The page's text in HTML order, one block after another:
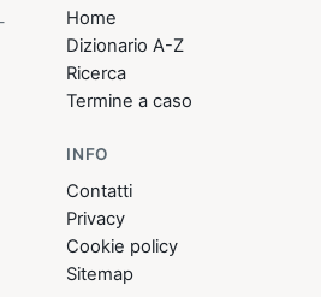
Home
Dizionario A-Z
Ricerca
Termine a caso
INFO
Contatti
Privacy
Cookie policy
Sitemap